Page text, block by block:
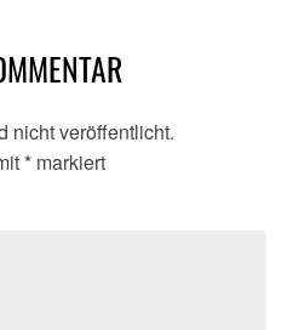
nicht veröffentlicht.
* markiert